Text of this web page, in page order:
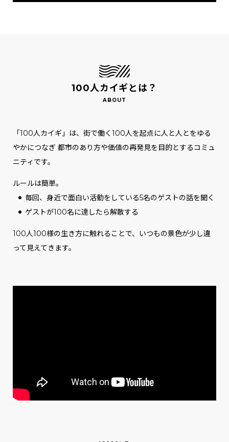
100人カイギとは？
「100人カイギ」は、街で働く100人を起点に人と人とをゆる
やかにつなぎ 都市のあり方や価値の再発見を目的とするコミュ
ニティです。
ルールは簡単。
毎回、身近で面白い活動をしている5名のゲストの話を聞く
ゲストが100名に達したら解散する
100人100様の生き方に触れることで、いつもの景色が少し違
って見えてきます。